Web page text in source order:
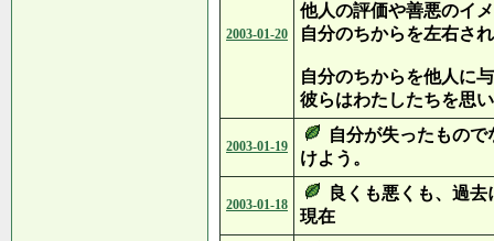
2003-01-20
他人の評価や善悪のイ
自分のちからを左右さ
自分のちからを他人に
彼らはわたしたちを思
2003-01-19
自分が失ったもの
けよう。
2003-01-18
良くも悪くも、過
現在